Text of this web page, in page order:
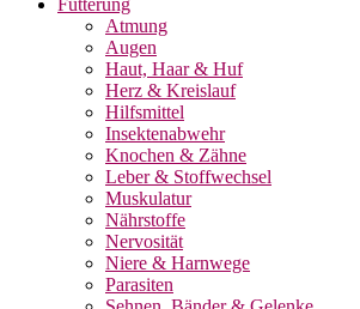
Atmung
Augen
Haut, Haar & Huf
Herz & Kreislauf
Hilfsmittel
Insektenabwehr
Knochen & Zähne
Leber & Stoffwechsel
Muskulatur
Nährstoffe
Nervosität
Niere & Harnwege
Parasiten